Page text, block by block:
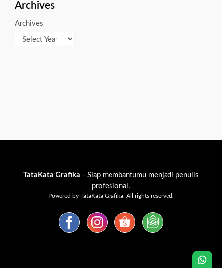
Archives
Archives
TataKata Grafika - Siap membantumu menjadi penulis
profesional.
Powered by TataKata Grafika. All rights reserved.